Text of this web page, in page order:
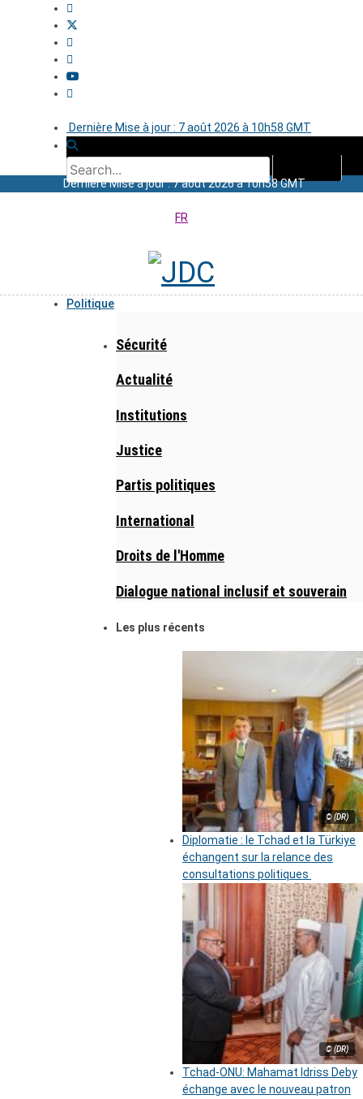
Dernière Mise à jour : 7 août 2026 à 10h58 GMT
Dernière Mise à jour : 7 août 2026 à 10h58 GMT
FR
Politique
Sécurité
Actualité
Institutions
Justice
Partis politiques
International
Droits de l'Homme
Dialogue national inclusif et souverain
Les plus récents
© (DR)
Diplomatie : le Tchad et la Türkiye
échangent sur la relance des
consultations politiques
© (DR)
Tchad-ONU: Mahamat Idriss Deby
échange avec le nouveau patron